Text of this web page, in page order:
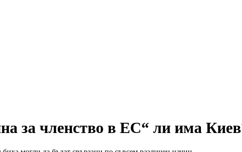
за членство в ЕС“ ли има